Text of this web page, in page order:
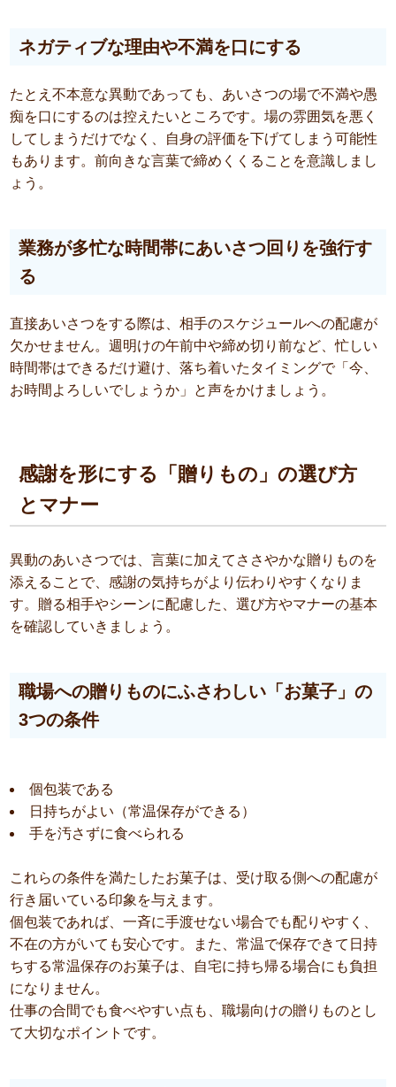
ネガティブな理由や不満を口にする
たとえ不本意な異動であっても、あいさつの場で不満や愚
痴を口にするのは控えたいところです。場の雰囲気を悪く
してしまうだけでなく、自身の評価を下げてしまう可能性
もあります。前向きな言葉で締めくくることを意識しまし
ょう。
業務が多忙な時間帯にあいさつ回りを強行す
る
直接あいさつをする際は、相手のスケジュールへの配慮が
欠かせません。週明けの午前中や締め切り前など、忙しい
時間帯はできるだけ避け、落ち着いたタイミングで「今、
お時間よろしいでしょうか」と声をかけましょう。
感謝を形にする「贈りもの」の選び方
とマナー
異動のあいさつでは、言葉に加えてささやかな贈りものを
添えることで、感謝の気持ちがより伝わりやすくなりま
す。贈る相手やシーンに配慮した、選び方やマナーの基本
を確認していきましょう。
職場への贈りものにふさわしい「お菓子」の
3つの条件
個包装である
日持ちがよい（常温保存ができる）
手を汚さずに食べられる
これらの条件を満たしたお菓子は、受け取る側への配慮が
行き届いている印象を与えます。
個包装であれば、一斉に手渡せない場合でも配りやすく、
不在の方がいても安心です。また、常温で保存できて日持
ちする常温保存のお菓子は、自宅に持ち帰る場合にも負担
になりません。
仕事の合間でも食べやすい点も、職場向けの贈りものとし
て大切なポイントです。